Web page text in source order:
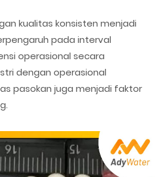
kualitas konsisten menjadi
pada interval
operasional secara
dengan operasional
pasokan juga menjadi faktor